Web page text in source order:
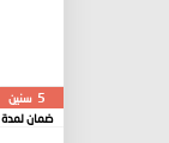
5 سنين
ضمان لمدة